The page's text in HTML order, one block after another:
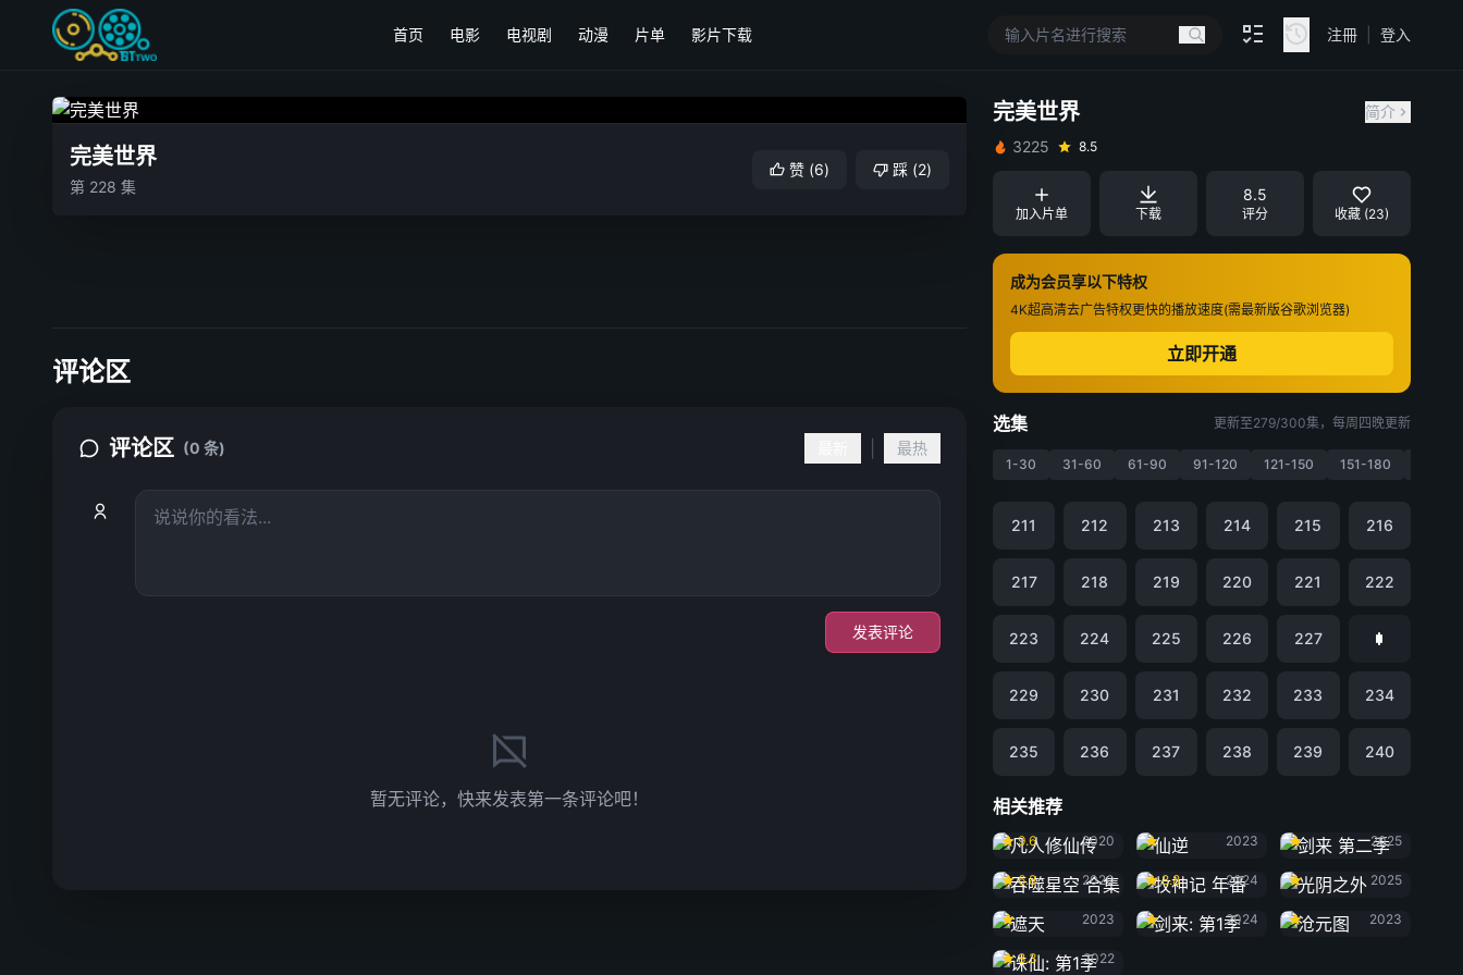
首页 电影 电视剧 动漫 片单 影片下载 注冊 登入
完美世界
第 228 集
赞 (6) 踩 (2)
完美世界
简介
3225
8.5
加入片单 下载
8.5
评分 收藏 (23)
成为会员享以下特权
4K超高清去广告特权更快的播放速度(需最新版谷歌浏览器)
立即开通
选集 更新至279/300集，每周四晚更新
1-30 31-60 61-90 91-120 121-150 151-180
211 212 213 214 215 216
217 218 219 220 221 222
223 224 225 226 227
229 230 231 232 233 234
235 236 237 238 239 240
相关推荐
凡人修仙传
9.6
2020
2023
2025
吞噬星空 合集
6.8
2020
牧神记 年番
8.8
2024
光阴之外
2025
遮天
2023
剑来: 第1季
2024
沧元图
2023
诛仙: 第1季
8.3
2022
评论区
评论区 (0 条) 最热
发表评论
暂无评论，快来发表第一条评论吧！